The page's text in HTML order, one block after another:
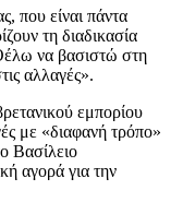
που είναι πάντα
τη διαδικασία
να βασιστώ στη
αλλαγές».
εμπορίου
με «διαφανή τρόπο»
Βασίλειο
αγορά για την